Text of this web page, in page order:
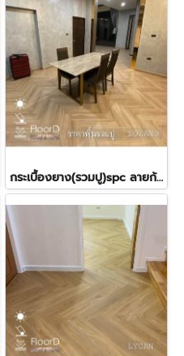
กระเบื้องยาง(รวมปู)spc ลายก้างปลา(LT COTTO-Lozano) 580฿